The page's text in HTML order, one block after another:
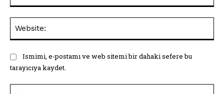
Ismimi, e-postamı ve web sitemi bir dahaki sefere bu
tarayıcıya kaydet.